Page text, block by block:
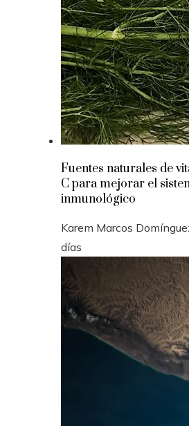
Fuentes naturales de
C para mejorar el
inmunológico
Karem Marcos
días